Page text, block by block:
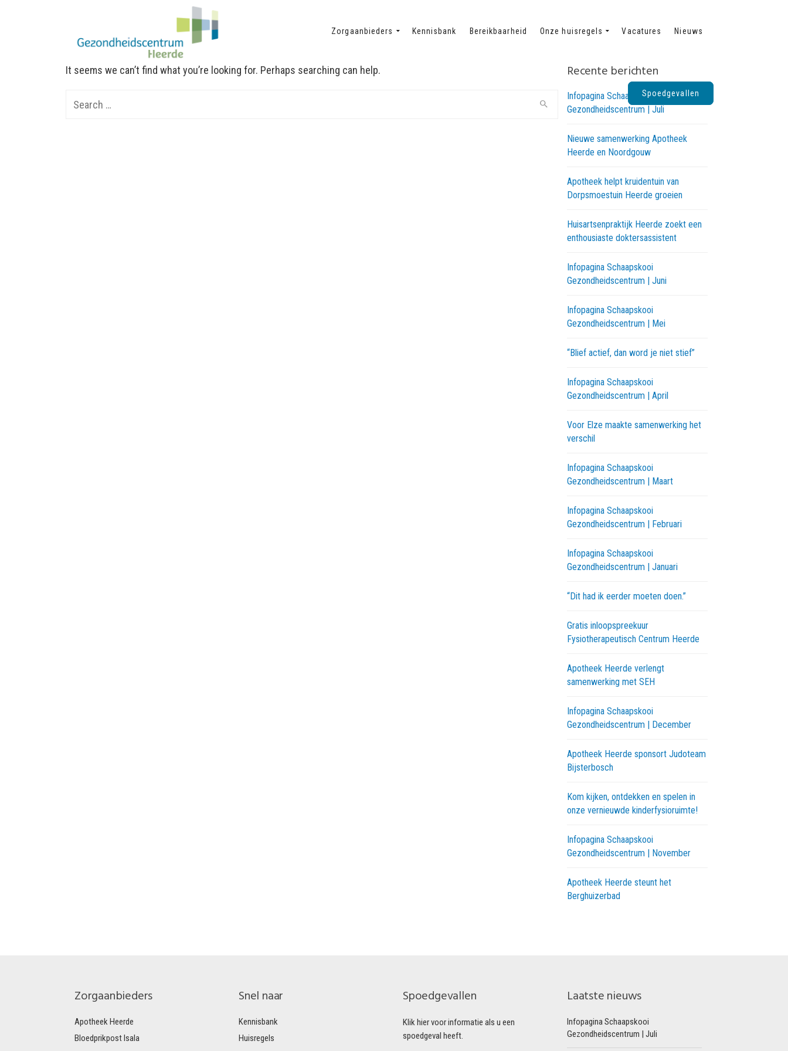
Zorgaanbieders Kennisbank Bereikbaarheid Onze huisregels Vacatures Nieuws
Spoedgevallen
It seems we can’t find what you’re looking for. Perhaps searching can help.
for:
Recente berichten
Infopagina Schaapskooi
Gezondheidscentrum | Juli
Nieuwe samenwerking Apotheek
Heerde en Noordgouw
Apotheek helpt kruidentuin van
Dorpsmoestuin Heerde groeien
Huisartsenpraktijk Heerde zoekt een
enthousiaste doktersassistent
Infopagina Schaapskooi
Gezondheidscentrum | Juni
Infopagina Schaapskooi
Gezondheidscentrum | Mei
“Blief actief, dan word je niet stief”
Infopagina Schaapskooi
Gezondheidscentrum | April
Voor Elze maakte samenwerking het
verschil
Infopagina Schaapskooi
Gezondheidscentrum | Maart
Infopagina Schaapskooi
Gezondheidscentrum | Februari
Infopagina Schaapskooi
Gezondheidscentrum | Januari
“Dit had ik eerder moeten doen.”
Gratis inloopspreekuur
Fysiotherapeutisch Centrum Heerde
Apotheek Heerde verlengt
samenwerking met SEH
Infopagina Schaapskooi
Gezondheidscentrum | December
Apotheek Heerde sponsort Judoteam
Bijsterbosch
Kom kijken, ontdekken en spelen in
onze vernieuwde kinderfysioruimte!
Infopagina Schaapskooi
Gezondheidscentrum | November
Apotheek Heerde steunt het
Berghuizerbad
Zorgaanbieders
Apotheek Heerde
Bloedprikpost Isala
Snel naar
Kennisbank
Huisregels
Spoedgevallen
Klik hier voor informatie als u een
spoedgeval heeft.
Laatste nieuws
Infopagina Schaapskooi
Gezondheidscentrum | Juli